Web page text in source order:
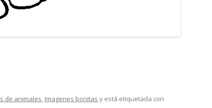
de animales Imagenes bonitas y está etiquetada con